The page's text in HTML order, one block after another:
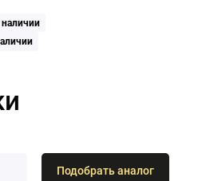
Подобрать аналог